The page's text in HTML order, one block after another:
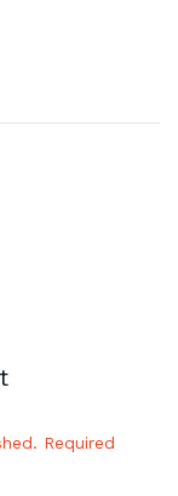
Required